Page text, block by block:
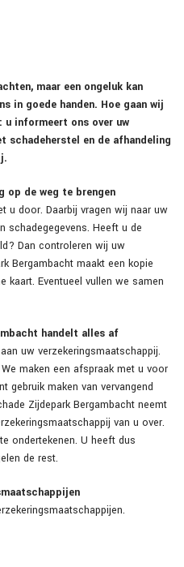
maar een ongeluk kan
in goede handen. Hoe gaan wij
u informeert ons over uw
schadeherstel en de afhandeling
op de weg te brengen
u door. Daarbij vragen wij naar uw
schadegegevens. Heeft u de
Dan controleren wij uw
Bergambacht maakt een kopie
kaart. Eventueel vullen we samen
handelt alles af
uw verzekeringsmaatschappij.
maken een afspraak met u voor
gebruik maken van vervangend
Zijdepark Bergambacht neemt
van u over.
ondertekenen. U heeft dus
de rest.